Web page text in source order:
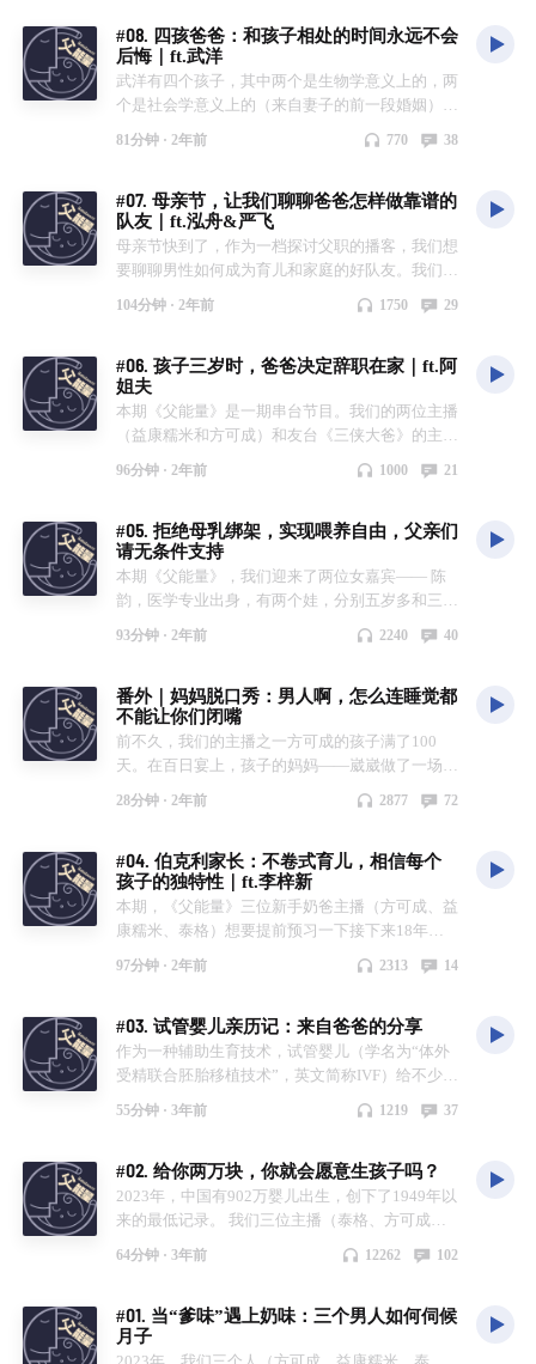
化后的感受，包括作为“空巢期”父母的展望与调
整。 本期节目录制于2025年4月23日。感谢崴崴剪
辑这期播客。 👨‍🍼时间线 00:00 开场与嘉宾介绍
02:01 不到一年，从单身到丈夫到父亲 05:45 台湾
人怎么看父亲育儿 08:32 育儿让人反思与原生家庭
后的故事与勇气 22:45 对孩子的期待如何随成长调
整 28:37 如何帮助孩子探索兴趣 30:51 兄弟互动与
父母的“外交官”角色 34:50 数字时代的育儿挑战与
手机规范 53:32 AI时代下的育儿新焦虑与建议
57:19 父子对话的温柔时刻与哲学思考 01:02:10 旅
限” 01:16:51 父母的成长与自我改变 👨‍🍼相关链接
黃哲斌《父親這回事──我們的迷惘與驚奇》：
https://www.books.com.tw/products/0010656285
《我和我的冠军女儿》（《摔跤吧！爸爸》）：
https://movie.douban.com/subject/26387939/ 《可
音乐 原创主题曲制作：李其乐 声音出演：三位主
播的孩子 插曲：A Father's First Spring
整个家庭的支持以及专业的医药介入。 在本期节
目中，主播Tiger和方可成邀请了两位经历过产后
抑郁症的妈妈：港漂北妈和Jo，分享她们的经历和
走出抑郁的心得。尤为重要的是，她们分享了丈夫
和家人应该如何支持产后抑郁症患者的tips。我们
认为，所有打算生育的父母，都应该提前了解这些
节目录制于2024年8月23日。 👨‍🍼时间线 01:02 产
后抑郁的发生与发现 25:06 内地和香港就医经历的
异同 47:26 老公和家人如何提供支持 1:05:03 老公
不再是我最好的朋友了 1:22:14 从产后抑郁恢复之
后的生活 1:39:28 后悔生孩子了吗？ 👨‍🍼相关链接
5e8ac2b632bf77d3a 👨‍🍼父能量中转站欢迎投稿
欢迎所有的父母和准父母投稿分享你们的故事、感
受，或者提出你们的问题，或者回答其他朋友的提
问，希望我们的播客可以成为父能量的中转站。你
可以用文字或声音的方式投稿，我们的邮箱是：
#08. 四孩爸爸：和孩子相处的时间永远不会
后悔｜ft.武洋
武洋有四个孩子，其中两个是生物学意义上的，两
个是社会学意义上的（来自妻子的前一段婚姻）。
等地。父能量主播泰格和方可成跟他聊了聊，当四
活的北欧国家提供了怎样的育儿支持。 本期节目
录制于2024年4月18日。 👨‍🍼时间线 01:12 近况
update1：吃货宝宝 05:51 近况update2：第一次坐
飞机 09:59 四个孩子叫我爸爸 11:03 第一代独生子
女 13:14 在日本生下第一个孩子，面临托儿所难题
18:18 在欧洲，学生阶段结婚生子很普遍 21:30 推
32:30 原生家庭的影响 36:18 所有人都应该坐着上
厕所 38:26 最重要的是培养孩子的独立人格 42:46
“从今天起，你就是家里最受欢迎的客人” 47:25 北
欧如何提升生育率 53:04 让孩子熟悉爸爸的味道
56:20 学习分享和沟通 1:02:10 在北欧，育儿的重
个孩子的全职奶爸是怎样炼成的》：
https://new.qq.com/rain/a/20230618A00XLI00 👨‍🍼
父能量中转站欢迎投稿 欢迎所有的父母和准父母
投稿分享你们的故事、感受，或者提出你们的问
题，或者回答其他朋友的提问，希望我们的播客可
bababoom.podcast@gmail.com 👨‍🍼音乐 原创主题
曲制作：李其乐 声音出演：三位主播的孩子
81分钟 · 2年前 770 38
#07. 母亲节，让我们聊聊爸爸怎样做靠谱的
队友｜ft.泓舟&严飞
母亲节快到了，作为一档探讨父职的播客，我们想
要聊聊男性如何成为育儿和家庭的好队友。我们的
不想成为伟大的母亲》作者泓舟，听她分享自己在
时来和我们聊天的，还有泓舟的队友、清华大学社
会学系的严飞老师。他们也分享了自己在育儿过程
中的跌宕起伏。 👨‍🍼时间线 02:48 孩子出生后的
前两年，一直分隔两地 08:52 看不见的妻子和看不
见的丈夫 14:34 从望向彼此，到望向同样的方向
17:40 夫妻双方，哪一方做出让步和妥协？ 24:13
让你不断反思生活和工作的意义 46:36 成年人才无
法做选择 58:07 帮助女性走出家庭 1:04:15 家庭生
活的迷人之处在于帮你理解人性和世界的复杂性
1:06:29 爹味男人并没有做过真正的爹 1:11:13 母
职惩罚与父职红利 1:21:44 多问男性：你怎样平衡
1:40:00 互助式育儿 👨‍🍼相关链接 《我不想成为伟
大的母亲》：
https://book.douban.com/subject/36573570/ 《婚姻
故事》：
https://movie.douban.com/subject/27202818/ 《马
父能量中转站欢迎投稿 欢迎所有的父母和准父母
投稿分享你们的故事、感受，或者提出你们的问
题，或者回答其他朋友的提问，希望我们的播客可
以成为父能量的中转站。你可以用文字或声音的方
式投稿，我们的邮箱是：
104分钟 · 2年前 1750 29
#06. 孩子三岁时，爸爸决定辞职在家｜ft.阿
姐夫
本期《父能量》是一期串台节目。我们的两位主播
（益康糯米和方可成）和友台《三侠大爸》的主播
和妻子@Alex绝对是个妞儿 的故事。 本期节目录
update：出差并邀请太太旅行 03:13 近况update：
准备好了孩子不认识自己 04:58 嘉宾介绍：蔡大
风，aka阿姐夫 06:20 三侠大爸的得名 08:48 缺席
的三年之后，辞职在家 15:11 做女权博主的丈夫是
什么体验 26:21 为何觉得前三年的状态不可持续
43:20 父亲育儿从三岁再开始就可以了吗？ 51:38
孩子的性别意识 1:13:38 夫妻收入差距的影响
1:22:31 会对孩子灌输价值观吗？ 1:27:11 蔡大风
目前的生活状态 👨‍🍼相关链接 《三侠大爸》：
https://www.xiaoyuzhoufm.com/podcast/652511fa4f
4730ba12ebed00 Alex的播客《绝对是个妞》：
迎所有的父母和准父母投稿分享你们的故事、感
受，或者提出你们的问题，或者回答其他朋友的提
问，希望我们的播客可以成为父能量的中转站。你
可以用文字或声音的方式投稿，我们的邮箱是：
bababoom.podcast@gmail.com 👨‍🍼音乐 原创主题
96分钟 · 2年前 1000 21
#05. 拒绝母乳绑架，实现喂养自由，父亲们
请无条件支持
本期《父能量》，我们迎来了两位女嘉宾—— 陈
韵，医学专业出身，有两个娃，分别五岁多和三岁
罗地亚，宝宝现在一岁半。 我们的两位主播（方
题：和配方奶粉比起来，母乳的营养究竟有何特
殊？母乳喂养是更方便还是更麻烦？选择母乳或配
方奶的原因分别有哪些？社会应该给选择母乳或不
母乳的妈妈怎样的支持？爸爸又应该如何支持？
本期节目录制于2024年2月16日。 👨‍🍼时间线
02:30 父能量第一次迎来女嘉宾 06:09 一个真实的
竟有多少 24:17 对母乳的执念是如何放下的 29:00
半年？2年？各种组织推荐母乳时长为何不一致
31:10 母乳为何可以是很快乐很轻松的 34:58 社会
应该怎样支持母乳妈妈 42:39 男性应该怎样支持太
太关于母乳的选择 54:13 千万别给婴儿喂凉茶
于大城市和农村 1:17:41 母乳的社会压力从何而来
1:25:22 爱你的孩子有很多很多的方式 👨‍🍼相关链
接 Emily Oster《Cribsheet: A Data-Driven Guide to
Better, More Relaxed Parenting, from Birth to
https://mp.weixin.qq.com/s/6PsJ2LPOpzgGogNFVE
_fkw 《母乳主义》：
https://book.douban.com/subject/35921765/ 《中国
母乳喂养影响因素调查报告》：
https://www.cdrf.org.cn/jjh/pdf/mu.pdf 👨‍🍼父能量
享你们的故事、感受，或者提出你们的问题，或者
回答其他朋友的提问，希望我们的播客可以成为父
93分钟 · 2年前 2240 40
番外｜妈妈脱口秀：男人啊，怎么连睡觉都
不能让你们闭嘴
前不久，我们的主播之一方可成的孩子满了100
天。在百日宴上，孩子的妈妈——崴崴做了一场关
这期番外，就是这场脱口秀的现场录音。如果你和
感触。如果你没有孩子，应该也会喜欢听的。特别
是，如果你恐婚恐育，那么这场脱口秀简直就是为
你设计的！[手动狗头] 👨‍🍼相关链接 脱口秀没听
够，可以继续听她的播客：
https://www.xiaoyuzhoufm.com/podcast/60d73eba2
5da4f997b8ba0f6 👨‍🍼父能量中转站欢迎投稿 欢迎
或者提出你们的问题，或者回答其他朋友的提问，
希望我们的播客可以成为父能量的中转站。你可以
用文字或声音的方式投稿，我们的邮箱是：
bababoom.podcast@gmail.com 👨‍🍼音乐 原创主题
曲制作：李其乐 声音出演：三位主播的孩子
28分钟 · 2年前 2877 72
#04. 伯克利家长：不卷式育儿，相信每个
孩子的独特性｜ft.李梓新
本期，《父能量》三位新手奶爸主播（方可成、益
康糯米、泰格）想要提前预习一下接下来18年的
分享自己的育儿经验。这位爸爸就是写作平台“三
和一个8岁的女儿，儿子其乐爱好音乐，最近刚得
到伯克利音乐学院的本科录取offer（我们播客的主
题音乐也是请其乐制作的）。作为当今意义上大城
观念，以及如何与同为创业者的妻子在矛盾中磨
01:02 近况update：三位主播，两位空巢 08:18 本
期嘉宾：李梓新 10:29 怎么走上早婚早育的道路
的？ 13:39 查出怀孕后直接被问：什么时候打掉？
作为知青一代的父辈的影响 27:38 二胎的挑战为什
放弃个人职业机会，是否遗憾？ 46:59 怎样让孩子
学音乐而不恐惧和厌烦？ 58:20 不打安全牌的勇气
和收获 1:05:27 不要把孩子们变成相似的人
97分钟 · 2年前 2313 14
#03. 试管婴儿亲历记：来自爸爸的分享
作为一种辅助生育技术，试管婴儿（学名为“体外
受精联合胚胎移植技术”，英文简称IVF）给不少想
过程中，女性需要经历额外的痛苦，夫妻双方也都
《父能量》的主播之一泰格和他的太太就是通过试
管婴儿的方式迎来他们的宝宝的。在本期节目中，
另两位主播（益康糯米、方可成）向泰格提问，听
待有辅助生育经历的父母，分享你们的故事和感
02:31 新鲜事1：孩子改成妈妈的姓 12:20 新鲜事
2：决定停母乳了 19:27 新鲜事3：一个人带孩子坐
55分钟 · 3年前 1219 37
#02. 给你两万块，你就会愿意生孩子吗？
2023年，中国有902万婴儿出生，创下了1949年以
来的最低记录。 我们三位主播（泰格、方可成、
于“生育政策”有了更多的切肤感受。在本期《父能
些支持，有没有什么样的政策是可以让人愿意生娃
的。 本期节目录制于2024年1月6日。 👨‍🍼时间线
64分钟 · 3年前 12262 102
#01. 当“爹味”遇上奶味：三个男人如何伺候
月子
2023年，我们三个人（方可成、益康糯米、泰